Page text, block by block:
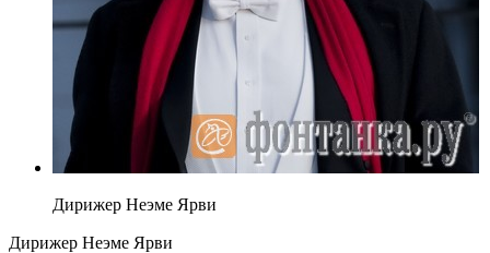
Дирижер Неэме Ярви
Дирижер Неэме Ярви